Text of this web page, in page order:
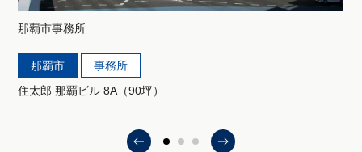
那覇市事務所
那覇市
事務所
住太郎 那覇ビル 8A（90坪）